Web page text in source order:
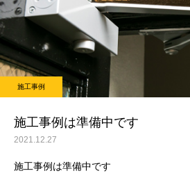
施工事例
施工事例は準備中です
2021.12.27
施工事例は準備中です